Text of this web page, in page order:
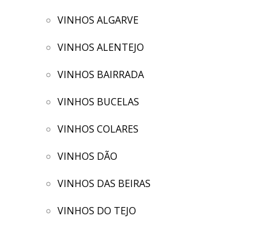
VINHOS ALGARVE
VINHOS ALENTEJO
VINHOS BAIRRADA
VINHOS BUCELAS
VINHOS COLARES
VINHOS DÃO
VINHOS DAS BEIRAS
VINHOS DO TEJO